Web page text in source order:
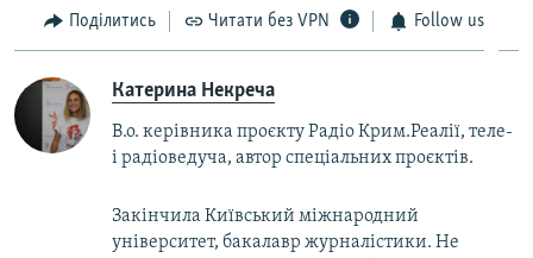
Поділитись Читати без VPN Follow us
Катерина Некреча
В.о. керівника проєкту Радіо Крим.Реалії, теле-
і радіоведуча, автор спеціальних проєктів.
Закінчила Київський міжнародний
університет, бакалавр журналістики. Не